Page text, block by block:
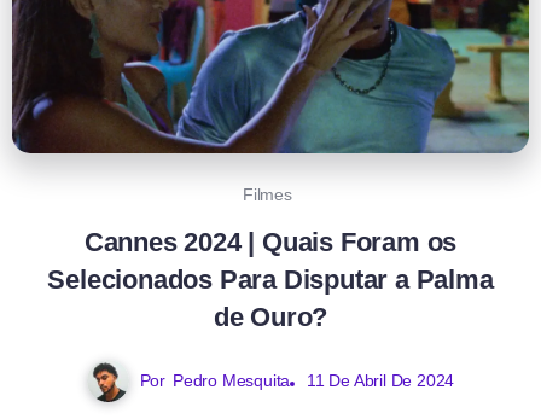
Filmes
Cannes 2024 | Quais Foram os
Selecionados Para Disputar a Palma
de Ouro?
Por Pedro Mesquita 11 De Abril De 2024